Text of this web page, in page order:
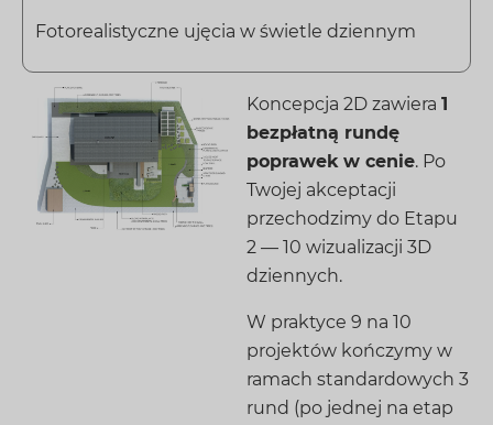
Fotorealistyczne ujęcia w świetle dziennym
Koncepcja 2D zawiera 1
bezpłatną rundę
poprawek w cenie. Po
Twojej akceptacji
przechodzimy do Etapu
2 — 10 wizualizacji 3D
dziennych.
W praktyce 9 na 10
projektów kończymy w
ramach standardowych 3
rund (po jednej na etap